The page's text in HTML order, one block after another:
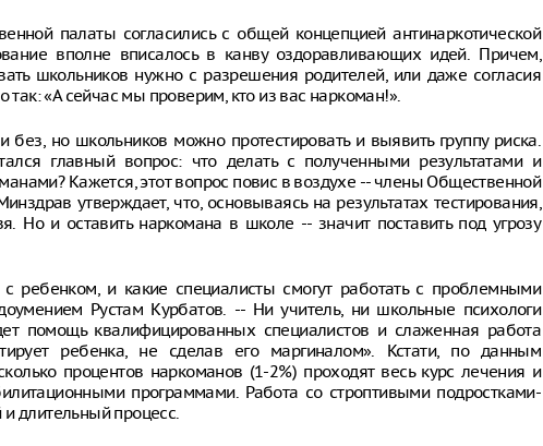
палаты согласились с общей концепцией антинаркотической
вполне вписалось в канву оздоравливающих идей. Причем,
школьников нужно с разрешения родителей, или даже согласия
так: «А сейчас мы проверим, кто из вас наркоман!».
но школьников можно протестировать и выявить группу риска.
главный вопрос: что делать с полученными результатами и
Кажется, этот вопрос повис в воздухе -- члены Общественной
утверждает, что, основываясь на результатах тестирования,
Но и оставить наркомана в школе -- значит поставить под угрозу
с ребенком, и какие специалисты смогут работать с проблемными
Рустам Курбатов. -- Ни учитель, ни школьные психологи
помощь квалифицированных специалистов и слаженная работа
ребенка, не сделав его маргиналом». Кстати, по данным
процентов наркоманов (1-2%) проходят весь курс лечения и
программами. Работа со строптивыми подростками-
длительный процесс.